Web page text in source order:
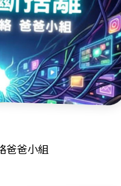
爸爸小組